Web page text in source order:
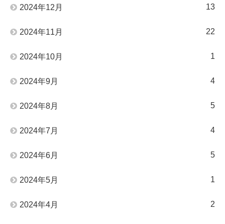
2024年12月 13
2024年11月 22
2024年10月 1
2024年9月 4
2024年8月 5
2024年7月 4
2024年6月 5
2024年5月 1
2024年4月 2